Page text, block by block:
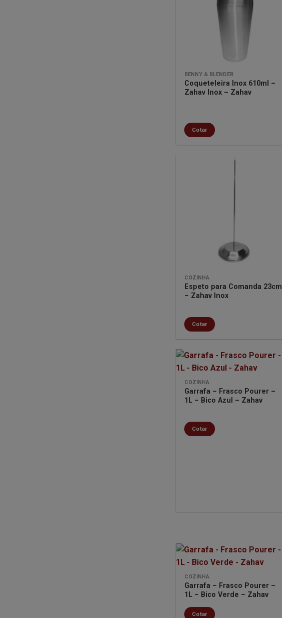
desejos
BENNY & BLENDER
Coqueteleira Inox 610ml –
Zahav Inox – Zahav
Cotar
COZINHA
Espeto para Comanda 23cm
– Zahav Inox
Cotar
Minha
lista de
COZINHA
Garrafa – Frasco Pourer –
1L – Bico Azul – Zahav
Cotar
Minha
lista de
COZINHA
Garrafa – Frasco Pourer –
1L – Bico Verde – Zahav
Cotar